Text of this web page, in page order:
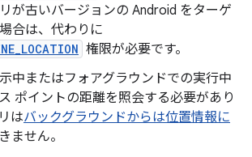
が古いバージョンの Android をターゲ
合は、代わりに
権限が必要です。
中またはフォアグラウンドでの実行中
ポイントの距離を照会する必要があり
はバックグラウンドからは位置情報に
ません。